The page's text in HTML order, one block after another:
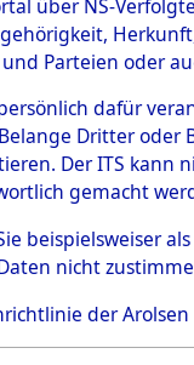
über NS-
Parteien oder
dafür
Dritter
Der ITS
gemacht
beispielsweiser
nicht
der Arolsen